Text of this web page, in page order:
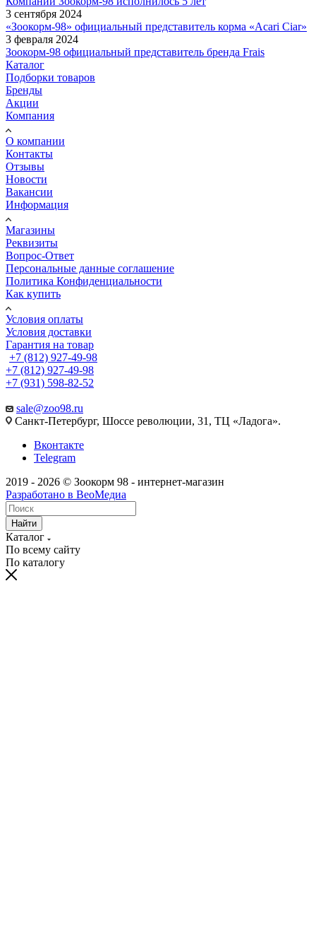
3 сентября 2024
«Зоокорм-98» официальный представитель корма «Acari Ciar»
3 февраля 2024
Зоокорм-98 официальный представитель бренда Frais
Каталог
Подборки товаров
Бренды
Акции
Компания
О компании
Контакты
Отзывы
Новости
Вакансии
Информация
Магазины
Реквизиты
Вопрос-Ответ
Персональные данные соглашение
Политика Конфиденциальности
Как купить
Условия оплаты
Условия доставки
Гарантия на товар
+7 (812) 927-49-98
+7 (812) 927-49-98
+7 (931) 598-82-52
sale@zoo98.ru
Санкт-Петербург, Шоссе революции, 31, ТЦ «Ладога».
Вконтакте
Telegram
2019 - 2026 © Зоокорм 98 - интернет-магазин
Разработано в ВеоМедиа
Найти
Каталог
По всему сайту
По каталогу